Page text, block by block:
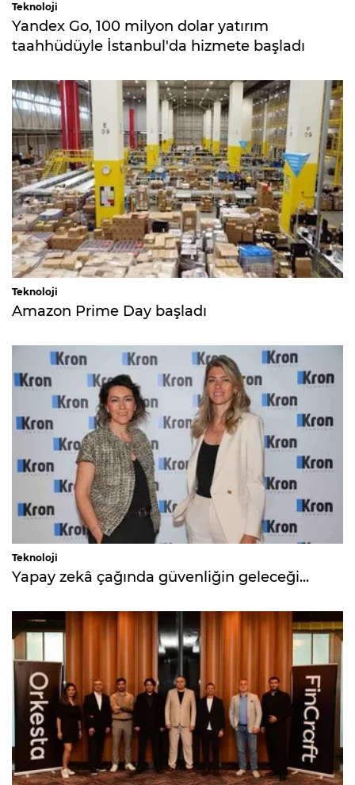
Teknoloji
Yandex Go, 100 milyon dolar yatırım
taahhüdüyle İstanbul'da hizmete başladı
Teknoloji
Amazon Prime Day başladı
Teknoloji
Yapay zekâ çağında güvenliğin geleceği...